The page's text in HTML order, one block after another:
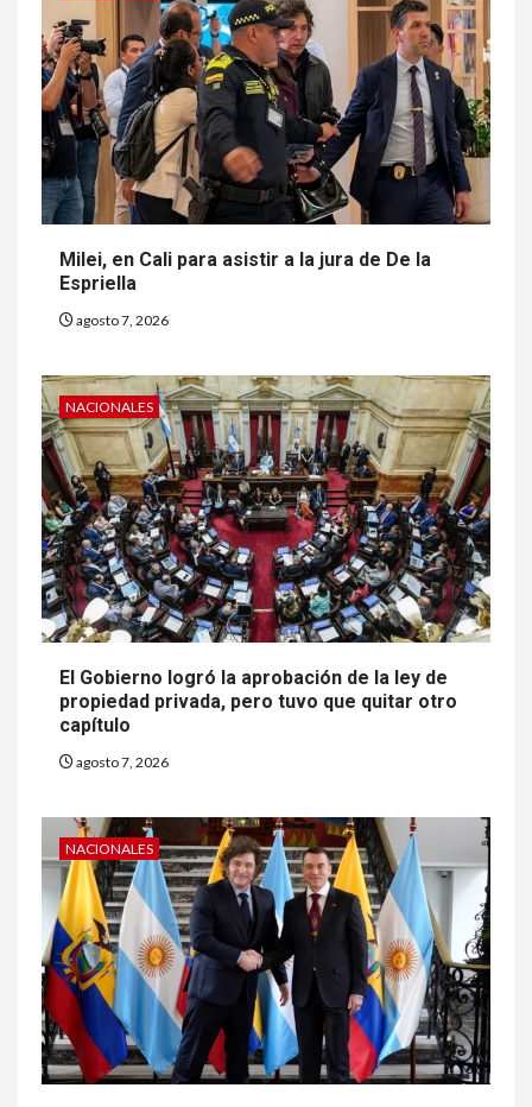
Milei, en Cali para asistir a la jura de De la
Espriella
agosto 7, 2026
NACIONALES
El Gobierno logró la aprobación de la ley de
propiedad privada, pero tuvo que quitar otro
capítulo
agosto 7, 2026
NACIONALES